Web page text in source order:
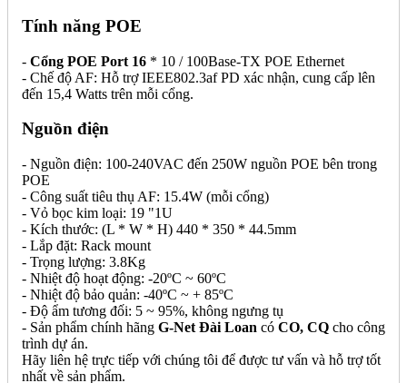
Tính năng POE
- Cổng POE Port 16 * 10 / 100Base-TX POE Ethernet
- Chế độ AF: Hỗ trợ IEEE802.3af PD xác nhận, cung cấp lên
đến 15,4 Watts trên mỗi cổng.
Nguồn điện
- Nguồn điện: 100-240VAC đến 250W nguồn POE bên trong
POE
- Công suất tiêu thụ AF: 15.4W (mỗi cổng)
- Vỏ bọc kim loại: 19 "1U
- Kích thước: (L * W * H) 440 * 350 * 44.5mm
- Lắp đặt: Rack mount
- Trọng lượng: 3.8Kg
- Nhiệt độ hoạt động: -20ºC ~ 60ºC
- Nhiệt độ bảo quản: -40ºC ~ + 85ºC
- Độ ẩm tương đối: 5 ~ 95%, không ngưng tụ
- Sản phẩm chính hãng G-Net Đài Loan có CO, CQ cho công
trình dự án.
Hãy liên hệ trực tiếp với chúng tôi để được tư vấn và hỗ trợ tốt
nhất về sản phẩm.